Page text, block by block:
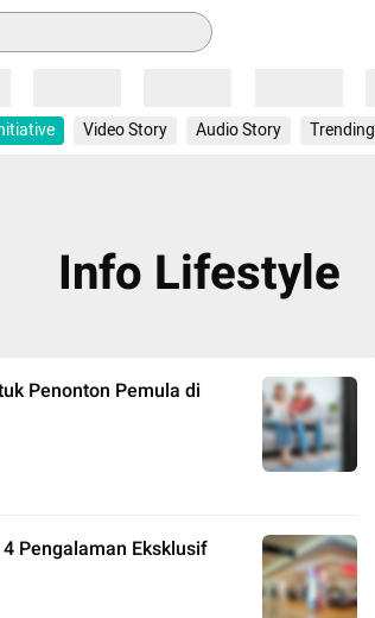
Video Story Audio Story Trending
Info Lifestyle
Penonton Pemula di
Pengalaman Eksklusif